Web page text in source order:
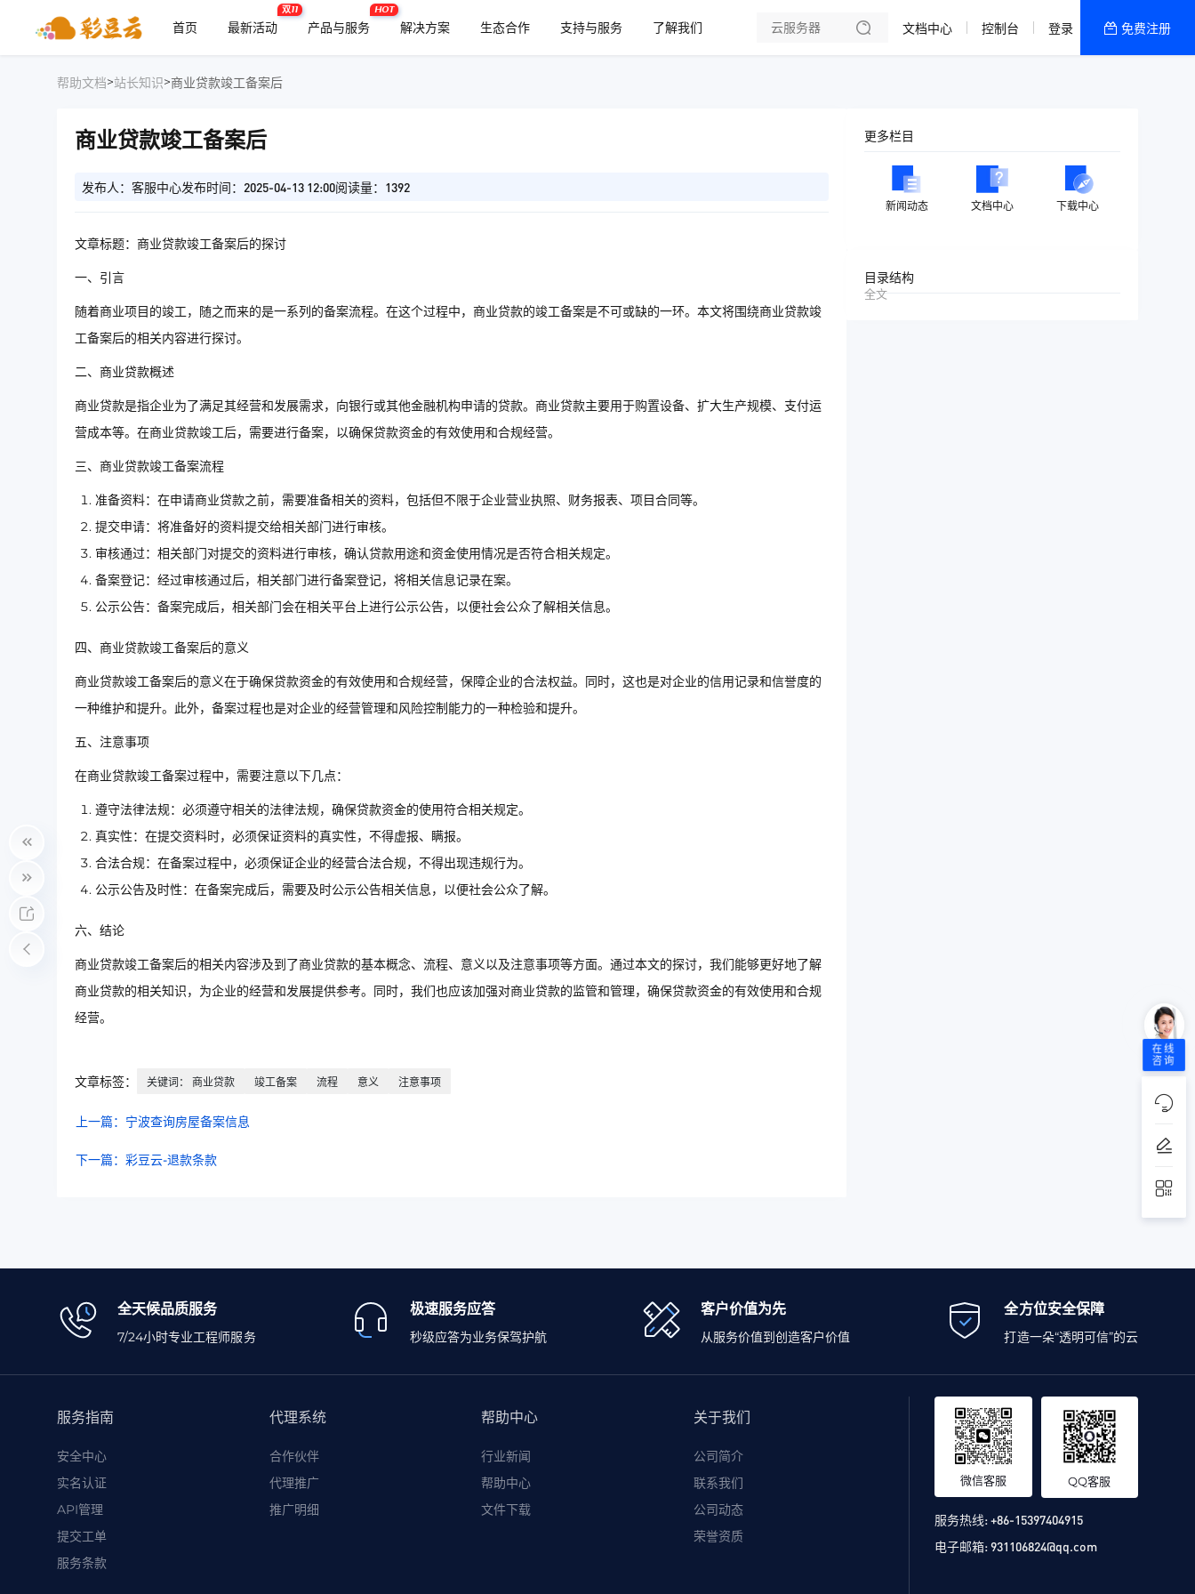
首页 最新活动
双11
产品与服务
HOT
解决方案 生态合作 支持与服务
了解我们
美国高防2区[推荐]
文档中心 控制台 登录 免费注册
帮助文档>站长知识>商业贷款竣工备案后
商业贷款竣工备案后
发布人：客服中心发布时间：2025-04-13 12:00阅读量：1392
文章标题：商业贷款竣工备案后的探讨
一、引言
随着商业项目的竣工，随之而来的是一系列的备案流程。在这个过程中，商业贷款的竣工备案是不可或缺的一环。本文将围绕商业贷款竣
工备案后的相关内容进行探讨。
二、商业贷款概述
商业贷款是指企业为了满足其经营和发展需求，向银行或其他金融机构申请的贷款。商业贷款主要用于购置设备、扩大生产规模、支付运
营成本等。在商业贷款竣工后，需要进行备案，以确保贷款资金的有效使用和合规经营。
三、商业贷款竣工备案流程
准备资料：在申请商业贷款之前，需要准备相关的资料，包括但不限于企业营业执照、财务报表、项目合同等。
提交申请：将准备好的资料提交给相关部门进行审核。
审核通过：相关部门对提交的资料进行审核，确认贷款用途和资金使用情况是否符合相关规定。
备案登记：经过审核通过后，相关部门进行备案登记，将相关信息记录在案。
公示公告：备案完成后，相关部门会在相关平台上进行公示公告，以便社会公众了解相关信息。
四、商业贷款竣工备案后的意义
商业贷款竣工备案后的意义在于确保贷款资金的有效使用和合规经营，保障企业的合法权益。同时，这也是对企业的信用记录和信誉度的
一种维护和提升。此外，备案过程也是对企业的经营管理和风险控制能力的一种检验和提升。
五、注意事项
在商业贷款竣工备案过程中，需要注意以下几点：
遵守法律法规：必须遵守相关的法律法规，确保贷款资金的使用符合相关规定。
真实性：在提交资料时，必须保证资料的真实性，不得虚报、瞒报。
合法合规：在备案过程中，必须保证企业的经营合法合规，不得出现违规行为。
公示公告及时性：在备案完成后，需要及时公示公告相关信息，以便社会公众了解。
六、结论
商业贷款竣工备案后的相关内容涉及到了商业贷款的基本概念、流程、意义以及注意事项等方面。通过本文的探讨，我们能够更好地了解
商业贷款的相关知识，为企业的经营和发展提供参考。同时，我们也应该加强对商业贷款的监管和管理，确保贷款资金的有效使用和合规
经营。
文章标签： 关键词： 商业贷款 竣工备案 流程 意义 注意事项
上一篇：宁波查询房屋备案信息
下一篇：彩豆云-退款条款
更多栏目
新闻动态 文档中心 下载中心
目录结构
全文
全天候品质服务
7/24小时专业工程师服务
极速服务应答
秒级应答为业务保驾护航
客户价值为先
从服务价值到创造客户价值
全方位安全保障
打造一朵“透明可信”的云
服务指南
安全中心
实名认证
API管理
提交工单
服务条款
代理系统
合作伙伴
代理推广
推广明细
帮助中心
行业新闻
帮助中心
文件下载
关于我们
公司简介
联系我们
公司动态
荣誉资质
微信客服 QQ客服
服务热线:+86-15397404915
电子邮箱:931106824@qq.com
在线
咨询